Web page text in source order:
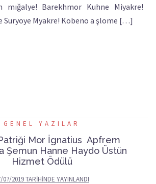
mığalye! Barekhmor Kuhne Miyakre!
Suryoye Myakre! Kobeno a şlome […]
GENEL YAZILAR
Mor İgnatius Apfrem
Şemun Hanne Haydo Üstün
Hizmet Ödülü
07/2019TARIHINDE YAYINLANDI